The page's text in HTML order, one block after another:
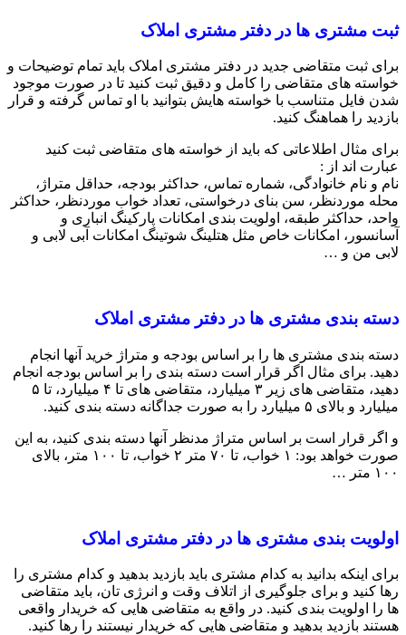
ثبت مشتری ها در دفتر مشتری املاک
برای ثبت متقاضی جدید در دفتر مشتری املاک باید تمام توضیحات و
خواسته های متقاضی را کامل و دقیق ثبت کنید تا در صورت موجود
شدن فایل متناسب با خواسته هایش بتوانید با او تماس گرفته و قرار
بازدید را هماهنگ کنید.
برای مثال اطلاعاتی که باید از خواسته های متقاضی ثبت کنید
عبارت اند از :
نام و نام خانوادگی، شماره تماس، حداکثر بودجه، حداقل متراژ،
محله موردنظر، سن بنای درخواستی، تعداد خواب موردنظر، حداکثر
واحد، حداکثر طبقه، اولویت بندی امکانات پارکینگ انباری و
آسانسور، امکانات خاص مثل هتلینگ شوتینگ امکانات آبی لابی و
لابی من و …
دسته بندی مشتری ها در دفتر مشتری املاک
دسته بندی مشتری ها را بر اساس بودجه و متراژ خرید آنها انجام
دهید. برای مثال اگر قرار است دسته بندی را بر اساس بودجه انجام
دهید، متقاضی های زیر ۳ میلیارد، متقاضی های تا ۴ میلیارد، تا ۵
میلیارد و بالای ۵ میلیارد را به صورت جداگانه دسته بندی کنید.
و اگر قرار است بر اساس متراژ مدنظر آنها دسته بندی کنید، به این
صورت خواهد بود: ۱ خواب، تا ۷۰ متر ۲ خواب، تا ۱۰۰ متر، بالای
۱۰۰ متر …
اولویت بندی مشتری ها در دفتر مشتری املاک
برای اینکه بدانید به کدام مشتری باید بازدید بدهید و کدام مشتری را
رها کنید و برای جلوگیری از اتلاف وقت و انرژی تان، باید متقاضی
ها را اولویت بندی کنید. در واقع به متقاضی هایی که خریدار واقعی
هستند بازدید بدهید و متقاضی هایی که خریدار نیستند را رها کنید.